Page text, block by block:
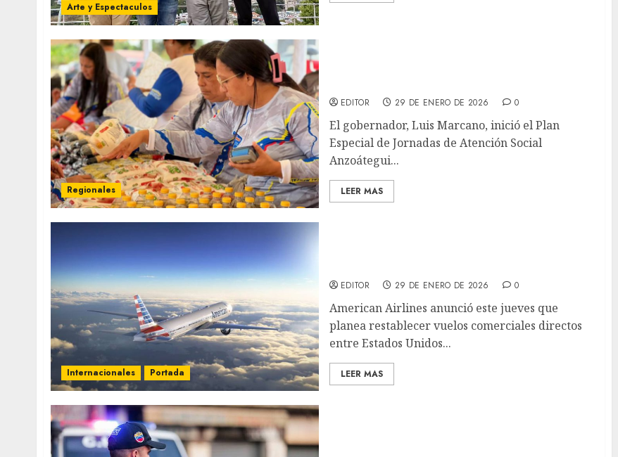
Arte y Espectaculos
Regionales
EDITOR 29 DE ENERO DE 2026 0
El gobernador, Luis Marcano, inició el Plan
Especial de Jornadas de Atención Social
Anzoátegui...
LEER MAS
Internacionales Portada
EDITOR 29 DE ENERO DE 2026 0
American Airlines anunció este jueves que
planea restablecer vuelos comerciales directos
entre Estados Unidos...
LEER MAS